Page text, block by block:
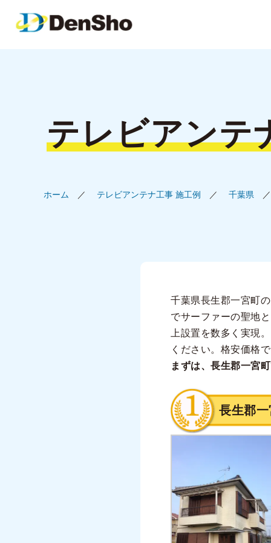
テレビアンテ
ホーム テレビアンテナ工事 施工例 千葉県
千葉県長生郡一宮町
でサーファーの聖地
上設置を数多く実現
ください。格安価格
まずは、長生郡一宮
長生郡